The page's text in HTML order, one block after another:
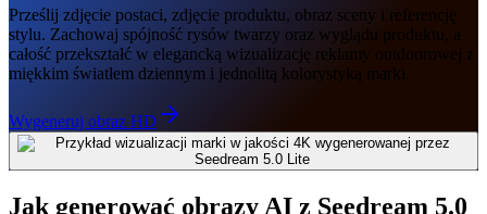
Prześlij zdjęcie postaci, zdjęcie produktu, obraz sceny i referencję
stylu. Zachowaj spójność rysów twarzy oraz wyglądu produktu, a
całość przekształć w elegancką wizualizację reklamy outdoorowej z
miękkim światłem dziennym i jednolitą kolorystyką marki.
Wygeneruj obraz HD
Jak generować obrazy AI z Seedream 5.0